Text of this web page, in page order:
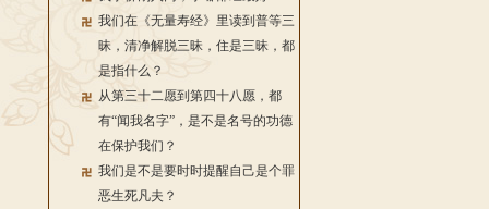
我们在《无量寿经》里读到普等三
昧，清净解脱三昧，住是三昧，都
是指什么？
从第三十二愿到第四十八愿，都
有“闻我名字”，是不是名号的功德
在保护我们？
我们是不是要时时提醒自己是个罪
恶生死凡夫？